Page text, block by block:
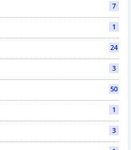
7
1
24
3
50
1
3